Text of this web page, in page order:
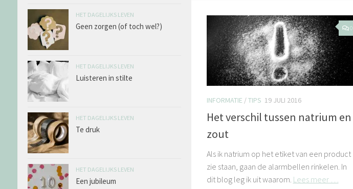
0
INFORMATIE /TIPS 19 JULI 2016
Het verschil tussen natrium en
zout
Als ik natrium op het etiket van een product
zie staan, gaan de alarmbellen rinkelen. In
dit blog leg ik uit waarom. Lees meer …
HET DAGELIJKS LEVEN
Geen zorgen (of toch wel?)
HET DAGELIJKS LEVEN
Luisteren in stilte
HET DAGELIJKS LEVEN
Te druk
HET DAGELIJKS LEVEN
Een jubileum